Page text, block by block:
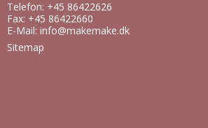
Telefon: +45 86422626
Fax: +45 86422660
E-Mail: info@makemake.dk
Sitemap